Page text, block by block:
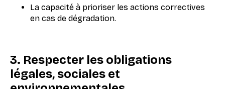
La capacité à prioriser les actions correctives
en cas de dégradation.
3. Respecter les obligations
légales, sociales et